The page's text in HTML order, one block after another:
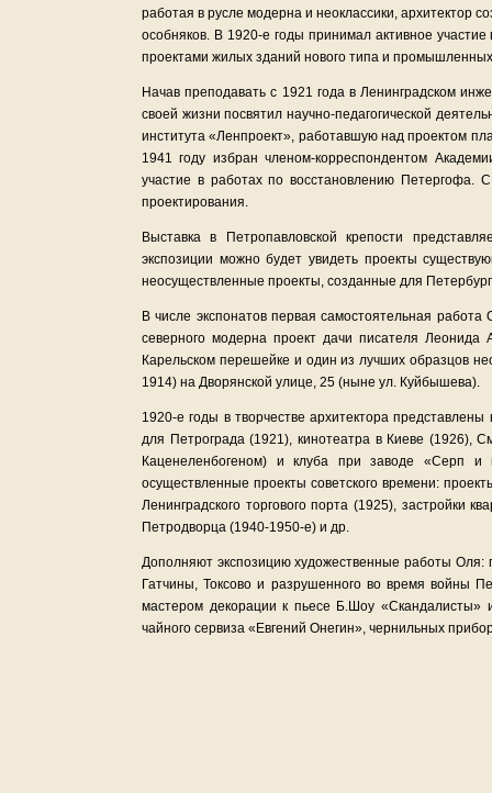
работая в русле модерна и неоклассики, архитектор
особняков. В 1920-е годы принимал активное
проектами жилых зданий нового типа и
Начав преподавать с 1921 года в Ленинградском
своей жизни посвятил научно-педагогической
института «Ленпроект», работавшую над проектом
1941 году избран членом-корреспондентом
участие в работах по восстановлению Петергофа.
проектирования.
Выставка в Петропавловской крепости
экспозиции можно будет увидеть проекты
неосуществленные проекты, созданные для
В числе экспонатов первая самостоятельная
северного модерна проект дачи писателя
Карельском перешейке и один из лучших образцов
1914) на Дворянской улице, 25 (ныне ул. Куйбышева).
1920-е годы в творчестве архитектора
для Петрограда (1921), кинотеатра в Киеве (1926),
Каценеленбогеном) и клуба при заводе «Серп
осуществленные проекты советского времени:
Ленинградского торгового порта (1925), застройки
Петродворца (1940-1950-е) и др.
Дополняют экспозицию художественные работы Оля:
Гатчины, Токсово и разрушенного во время войны
мастером декорации к пьесе Б.Шоу «Скандалисты»
чайного сервиза «Евгений Онегин», чернильных